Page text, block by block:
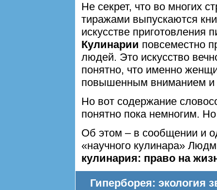
Не секрет, что во многих
тиражами выпускаются
искусстве приготовления
Кулинарии повсеместно
людей. Это искусство
понятно, что именно
повышенным вниманием и
Но вот содержание
понятно пока немногим.
Об этом – в сообщении и
«научного кулинара»
кулинария: право на
Гиперборея: экология